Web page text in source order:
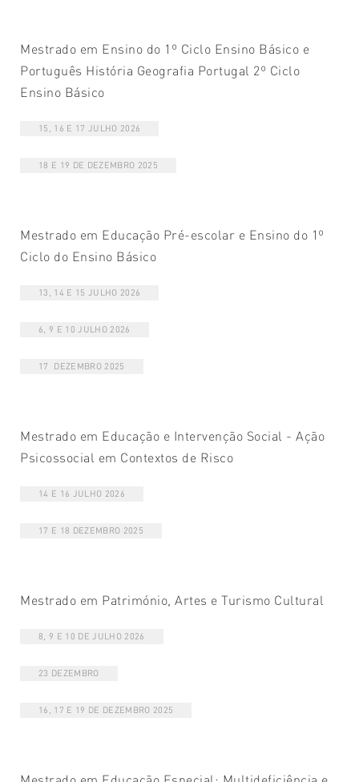
Mestrado em Ensino do 1º Ciclo Ensino Básico e
Português História Geografia Portugal 2º Ciclo
Ensino Básico
15, 16 E 17 JULHO 2026
18 E 19 DE DEZEMBRO 2025
Mestrado em Educação Pré-escolar e Ensino do 1º
Ciclo do Ensino Básico
13, 14 E 15 JULHO 2026
6, 9 E 10 JULHO 2026
17 DEZEMBRO 2025
Mestrado em Educação e Intervenção Social - Ação
Psicossocial em Contextos de Risco
14 E 16 JULHO 2026
17 E 18 DEZEMBRO 2025
Mestrado em Património, Artes e Turismo Cultural
8, 9 E 10 DE JULHO 2026
23 DEZEMBRO
16, 17 E 19 DE DEZEMBRO 2025